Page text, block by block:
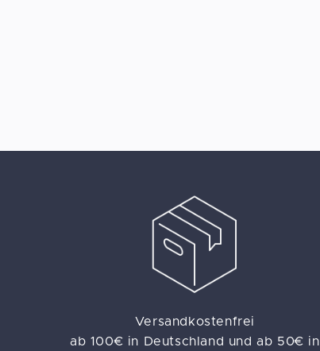
Versandkostenfrei
ab 100€ in Deutschland und ab 50€ in